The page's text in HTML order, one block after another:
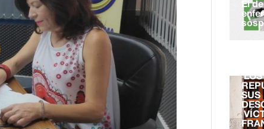
El
LOS
SUS